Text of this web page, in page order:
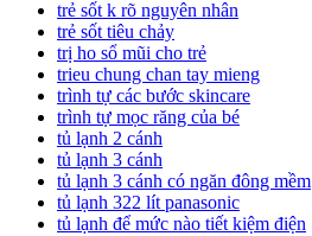
trẻ sốt k rõ nguyên nhân
trẻ sốt tiêu chảy
trị ho sổ mũi cho trẻ
trieu chung chan tay mieng
trình tự các bước skincare
trình tự mọc răng của bé
tủ lạnh 2 cánh
tủ lạnh 3 cánh
tủ lạnh 3 cánh có ngăn đông mềm
tủ lạnh 322 lít panasonic
tủ lạnh để mức nào tiết kiệm điện